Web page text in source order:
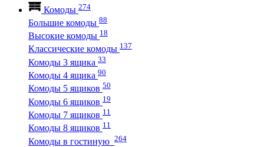
Комоды 274
Большие комоды 88
Высокие комоды 18
Классические комоды 137
Комоды 3 ящика 33
Комоды 4 ящика 90
Комоды 5 ящиков 50
Комоды 6 ящиков 19
Комоды 7 ящиков 11
Комоды 8 ящиков 11
Комоды в гостиную 264